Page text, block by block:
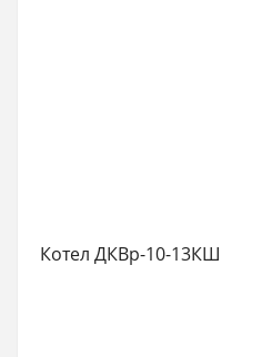
Котел ДКВр-10-13КШ